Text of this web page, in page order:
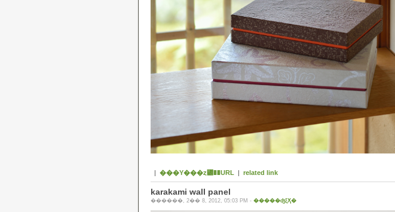
| ���Υ���ȥ꡼��URL | related link
karakami wall panel
������, 2�� 8, 2012, 05:03 PM - �����ʤξҲ�